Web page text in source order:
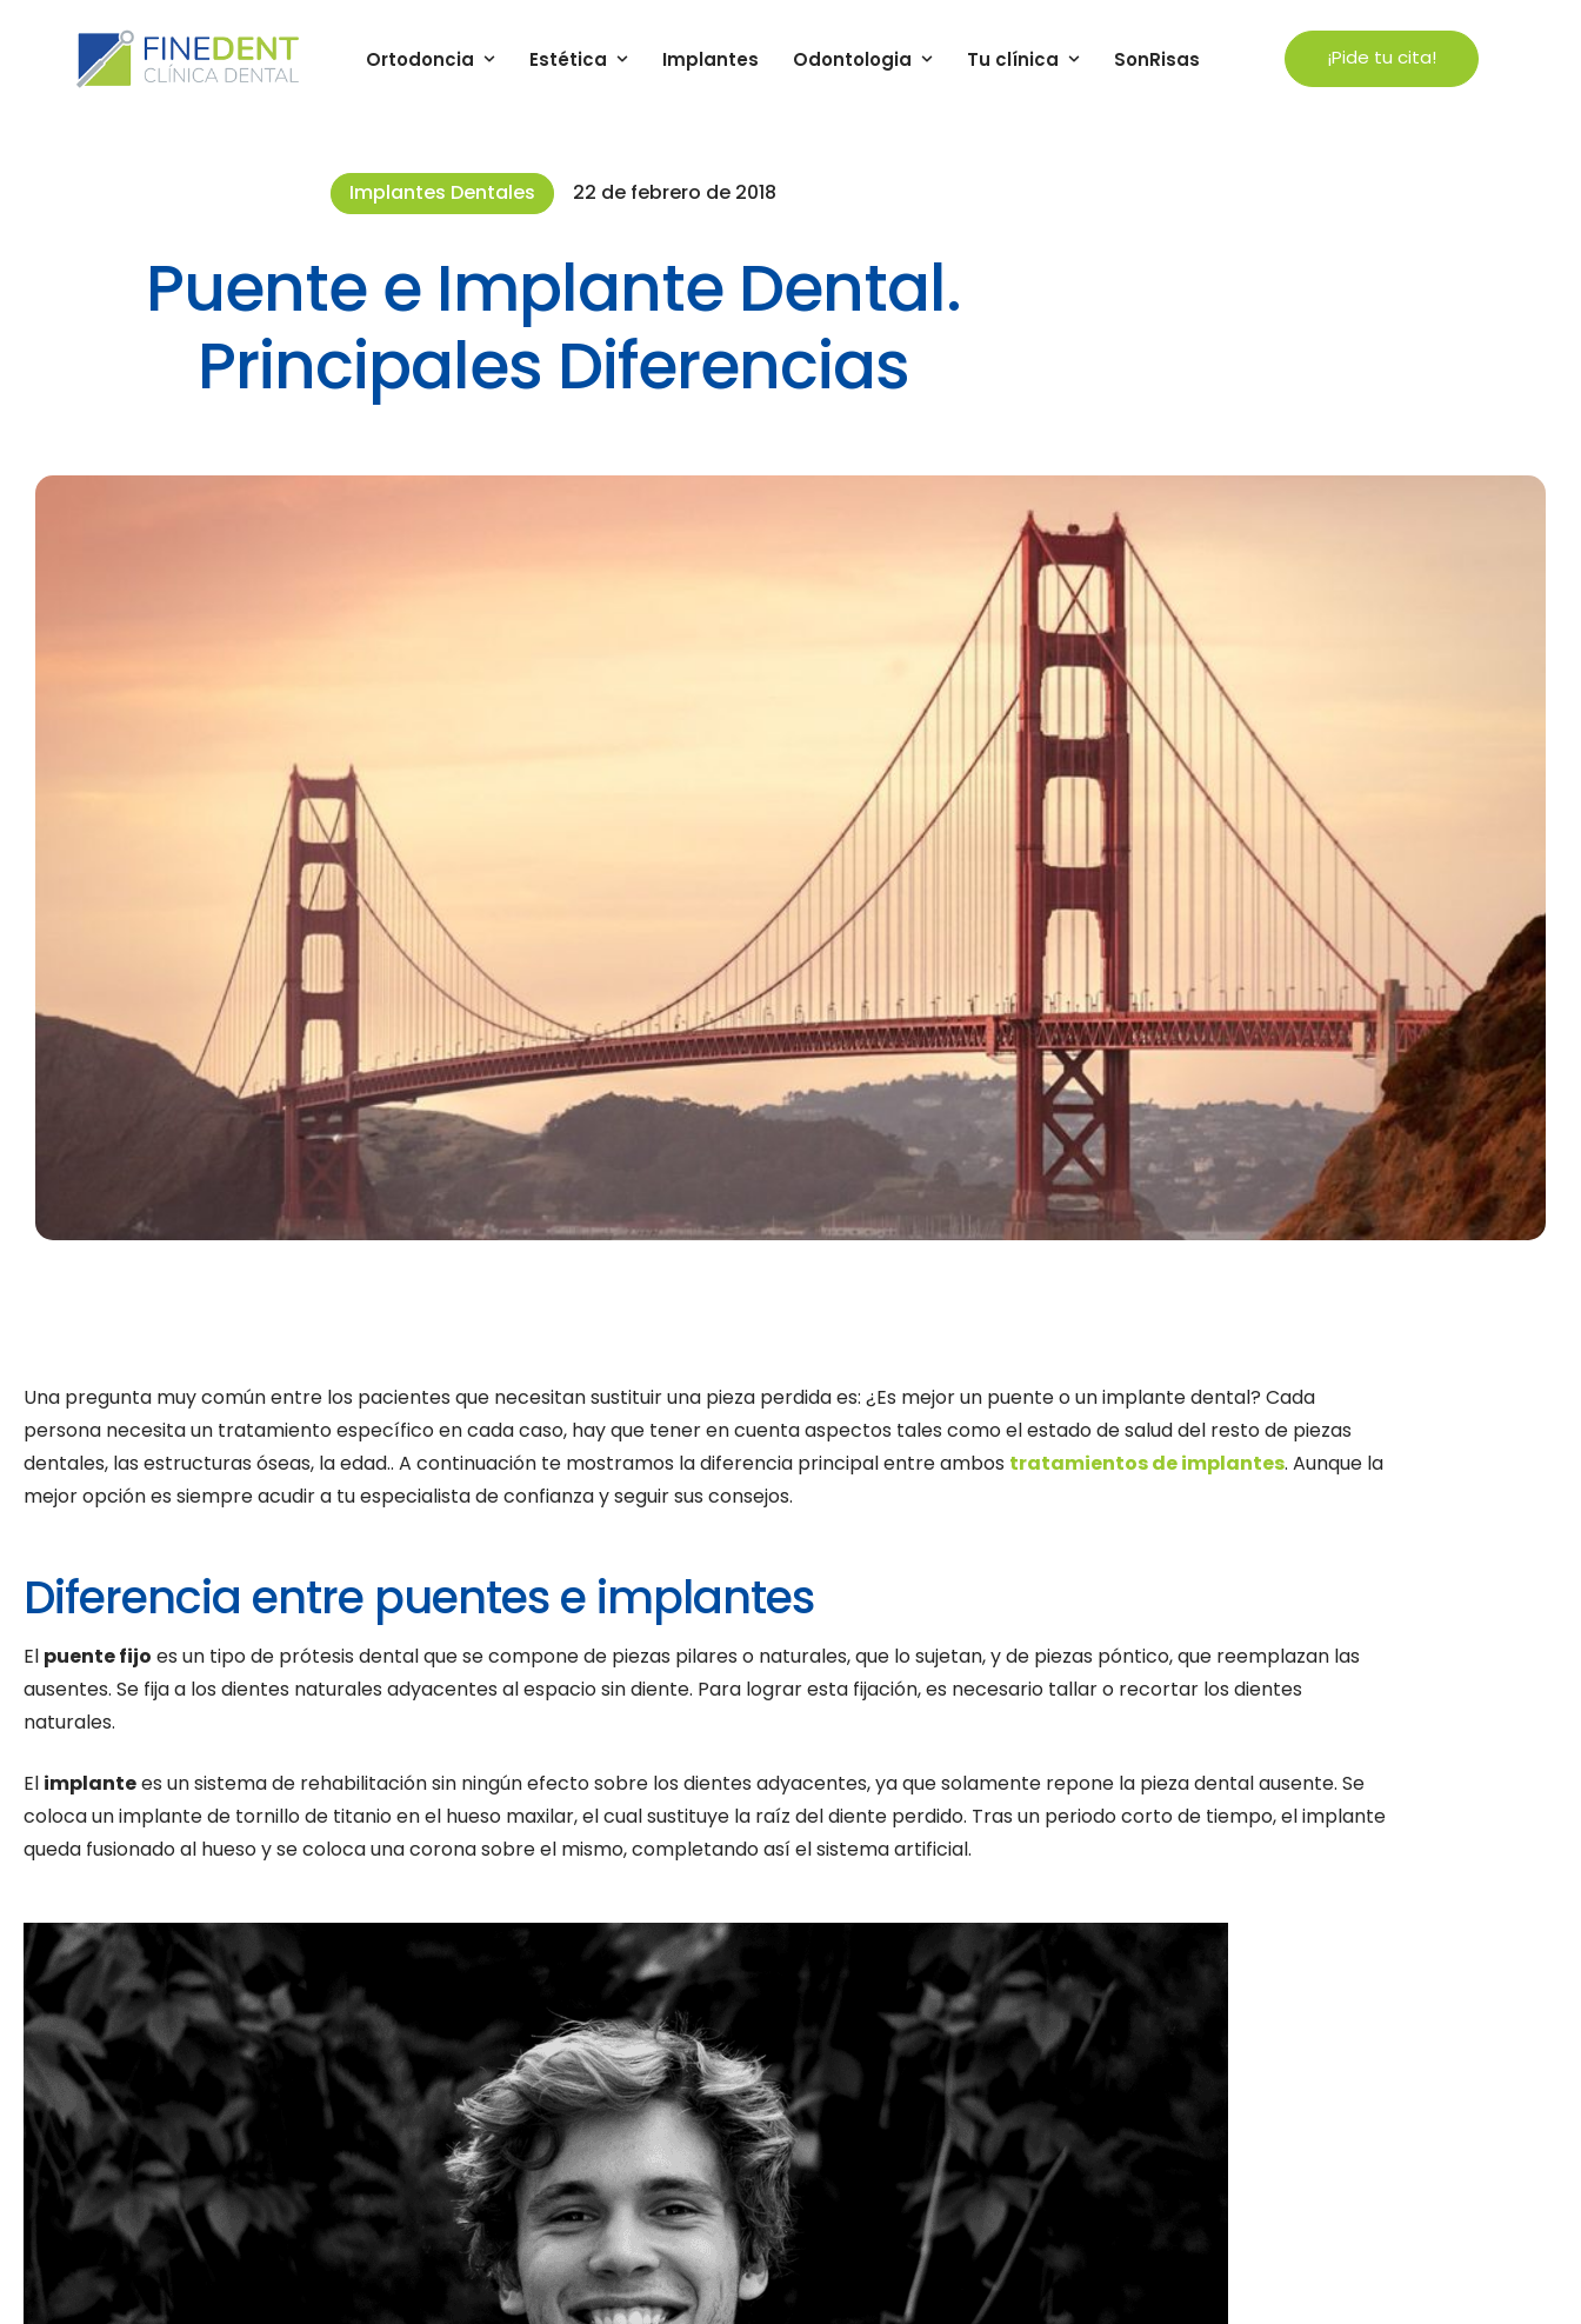
Ortodoncia Estética Implantes Odontologia Tu clínica SonRisas ¡Pide tu cita!
Implantes Dentales 22 de febrero de 2018
Puente e Implante Dental.
Principales Diferencias
Una pregunta muy común entre los pacientes que necesitan sustituir una pieza perdida es: ¿Es mejor un puente o un implante dental? Cada
persona necesita un tratamiento específico en cada caso, hay que tener en cuenta aspectos tales como el estado de salud del resto de piezas
dentales, las estructuras óseas, la edad.. A continuación te mostramos la diferencia principal entre ambos tratamientos de implantes. Aunque la
mejor opción es siempre acudir a tu especialista de confianza y seguir sus consejos.
Diferencia entre puentes e implantes
El puente fijo es un tipo de prótesis dental que se compone de piezas pilares o naturales, que lo sujetan, y de piezas póntico, que reemplazan las
ausentes. Se fija a los dientes naturales adyacentes al espacio sin diente. Para lograr esta fijación, es necesario tallar o recortar los dientes
naturales.
El implantees un sistema de rehabilitación sin ningún efecto sobre los dientes adyacentes, ya que solamente repone la pieza dental ausente. Se
coloca un implante de tornillo de titanio en el hueso maxilar, el cual sustituye la raíz del diente perdido. Tras un periodo corto de tiempo, el implante
queda fusionado al hueso y se coloca una corona sobre el mismo, completando así el sistema artificial.